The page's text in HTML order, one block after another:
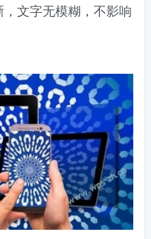
文字无模糊，不影响